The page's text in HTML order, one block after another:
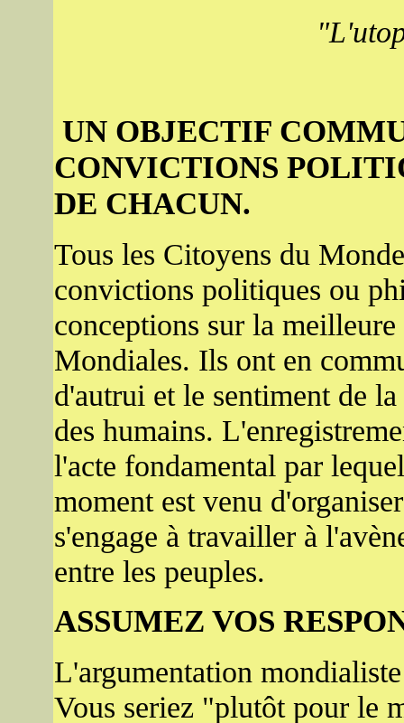
UN OBJECTIF
CONVICTIONS
DE CHACUN.
Tous les Citoyens du
convictions politiques ou
conceptions sur la
Mondiales. Ils ont en
d'autrui et le sentiment de
des humains.
l'acte fondamental par
moment est venu
s'engage à travailler à
entre les peuples.
ASSUMEZ VOS
L'argumentation
Vous seriez "plutôt pour le